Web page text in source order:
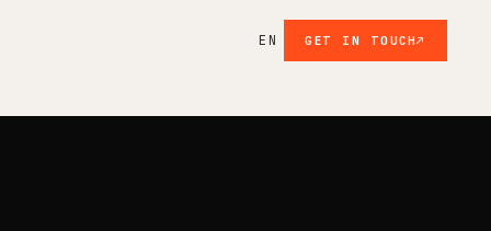
EN GET IN TOUCH